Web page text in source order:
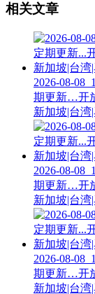
相关文章
2026-08-
期更新…开
新加坡|台
2026-08-
期更新…开
新加坡|台
2026-08-
期更新…开
新加坡|台